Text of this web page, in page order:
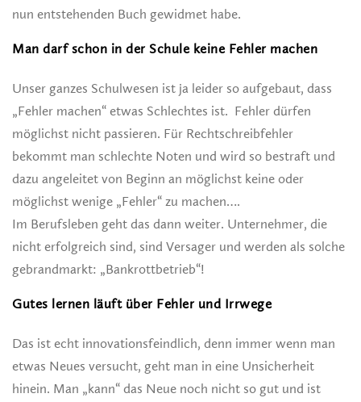
nun entstehenden Buch gewidmet habe.
Man darf schon in der Schule keine Fehler machen
Unser ganzes Schulwesen ist ja leider so aufgebaut, dass
„Fehler machen“ etwas Schlechtes ist. Fehler dürfen
möglichst nicht passieren. Für Rechtschreibfehler
bekommt man schlechte Noten und wird so bestraft und
dazu angeleitet von Beginn an möglichst keine oder
möglichst wenige „Fehler“ zu machen….
Im Berufsleben geht das dann weiter. Unternehmer, die
nicht erfolgreich sind, sind Versager und werden als solche
gebrandmarkt: „Bankrottbetrieb“!
Gutes lernen läuft über Fehler und Irrwege
Das ist echt innovationsfeindlich, denn immer wenn man
etwas Neues versucht, geht man in eine Unsicherheit
hinein. Man „kann“ das Neue noch nicht so gut und ist